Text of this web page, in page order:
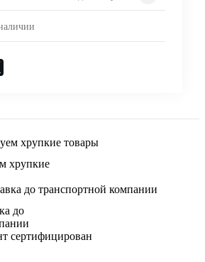
хрупкие
до